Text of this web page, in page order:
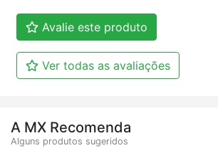
Avalie este produto
Ver todas as avaliações
A MX Recomenda
Alguns produtos sugeridos